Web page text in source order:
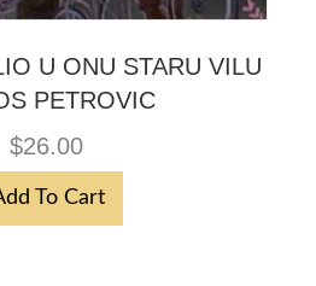
U ONU STARU VILU
PETROVIC
$26.00
To Cart